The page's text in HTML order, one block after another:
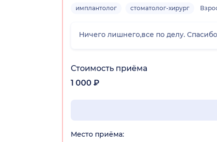
имплантолог стоматолог-хирург
Ничего лишнего,все по делу.
Стоимость приёма
1 000 ₽
Место приёма: